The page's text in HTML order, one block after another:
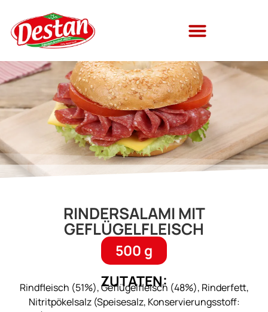
RINDERSALAMI MIT
GEFLÜGELFLEISCH
500 g
ZUTATEN:
Rindfleisch (51%), Geflügelfleisch (48%), Rinderfett,
Nitritpökelsalz (Speisesalz, Konservierungsstoff: